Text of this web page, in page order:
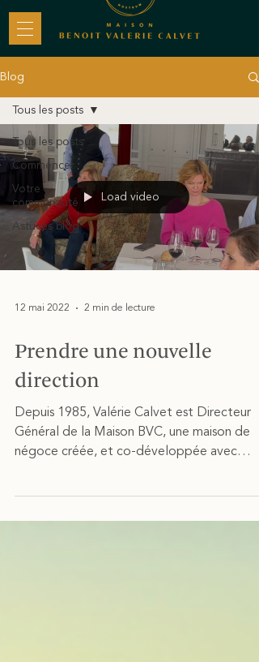
Blog
Tous les posts
Commencer
Votre
communauté
Astuces blog
Tous les posts
Load video
12 mai 2022 2 min de lecture
Prendre une nouvelle
direction
Depuis 1985, Valérie Calvet est Directeur
Général de la Maison BVC, une maison de
négoce créée, et co-développée avec